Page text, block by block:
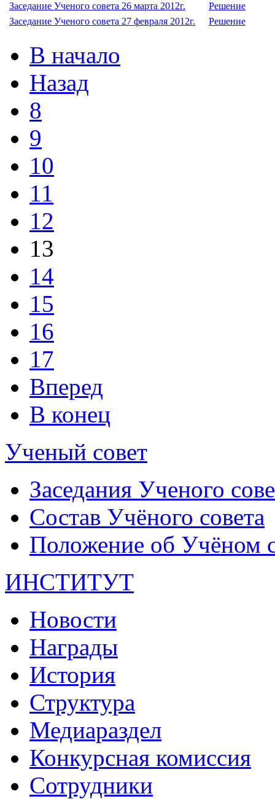
Заседание Ученого совета 26 марта 2012г.
Решение
Заседание Ученого совета 27 февраля 2012г.
Решение
В начало
Назад
8
9
10
11
12
13
14
15
16
17
Вперед
В конец
Ученый совет
Заседания Ученого
Состав Учёного совета
Положение об Учёном
ИНСТИТУТ
Новости
Награды
История
Структура
Медиараздел
Конкурсная комиссия
Сотрудники